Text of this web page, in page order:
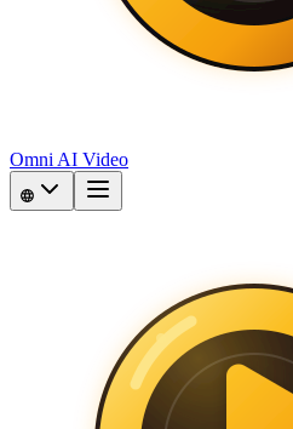
Omni AI Video